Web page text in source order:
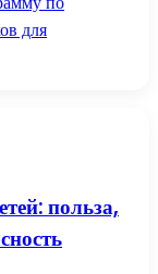
для
польза,